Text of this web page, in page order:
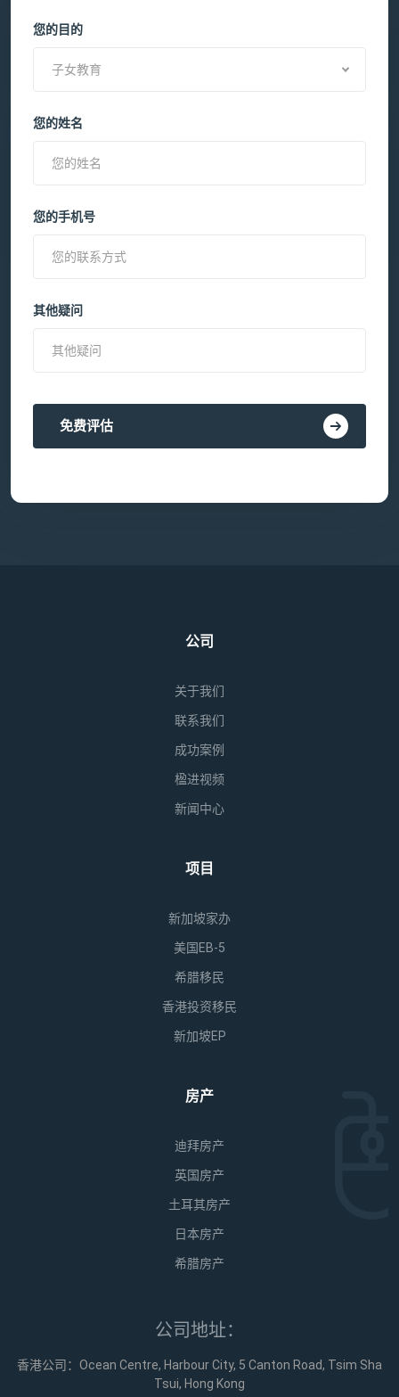
您的目的
子女教育
您的姓名
您的手机号
其他疑问
免费评估
公司
关于我们
联系我们
成功案例
楹进视频
新闻中心
项目
新加坡家办
美国EB-5
希腊移民
香港投资移民
新加坡EP
房产
迪拜房产
英国房产
土耳其房产
日本房产
希腊房产
公司地址：
香港公司：Ocean Centre, Harbour City, 5 Canton Road, Tsim Sha
Tsui, Hong Kong